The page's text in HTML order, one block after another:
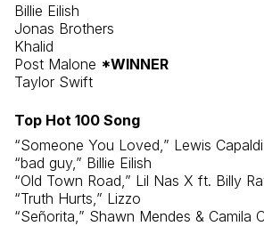
Billie Eilish
Jonas Brothers
Khalid
Post Malone *WINNER
Taylor Swift
Top Hot 100 Song
“Someone You Loved,” Lewis Capaldi
“bad guy,” Billie Eilish
“Old Town Road,” Lil Nas X ft. Billy
“Truth Hurts,” Lizzo
“Señorita,” Shawn Mendes & Camila